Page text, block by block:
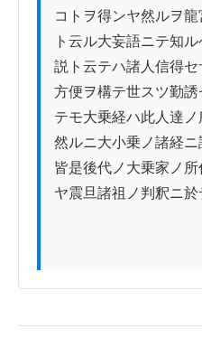
コトヲ得ンヤ然ルヲ
ト云ル大妄語ニテ知
説ト云テハ諸人信得
方便ヲ構テ世スツ勤
テモ大乗経ハ此人達
然ルニ大小乗ノ諸経
皆是後代ノ大乗家ノ
ヤ震旦諸祖ノ判釈ニ